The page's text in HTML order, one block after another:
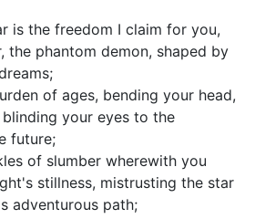
is the freedom I claim for you,
the phantom demon, shaped by
of ages, bending your head,
your eyes to the
future;
of slumber wherewith you
stillness, mistrusting the star
adventurous path;